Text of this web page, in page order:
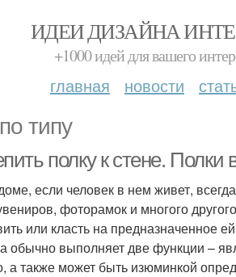
ИДЕИ ДИЗАЙНА
+1000 идей для вашего
главная новости
типу
полку к стене.
если человек в нем живет,
фоторамок и многого
или класть на предназначенное
обычно выполняет две функции –
а также может быть изюминкой